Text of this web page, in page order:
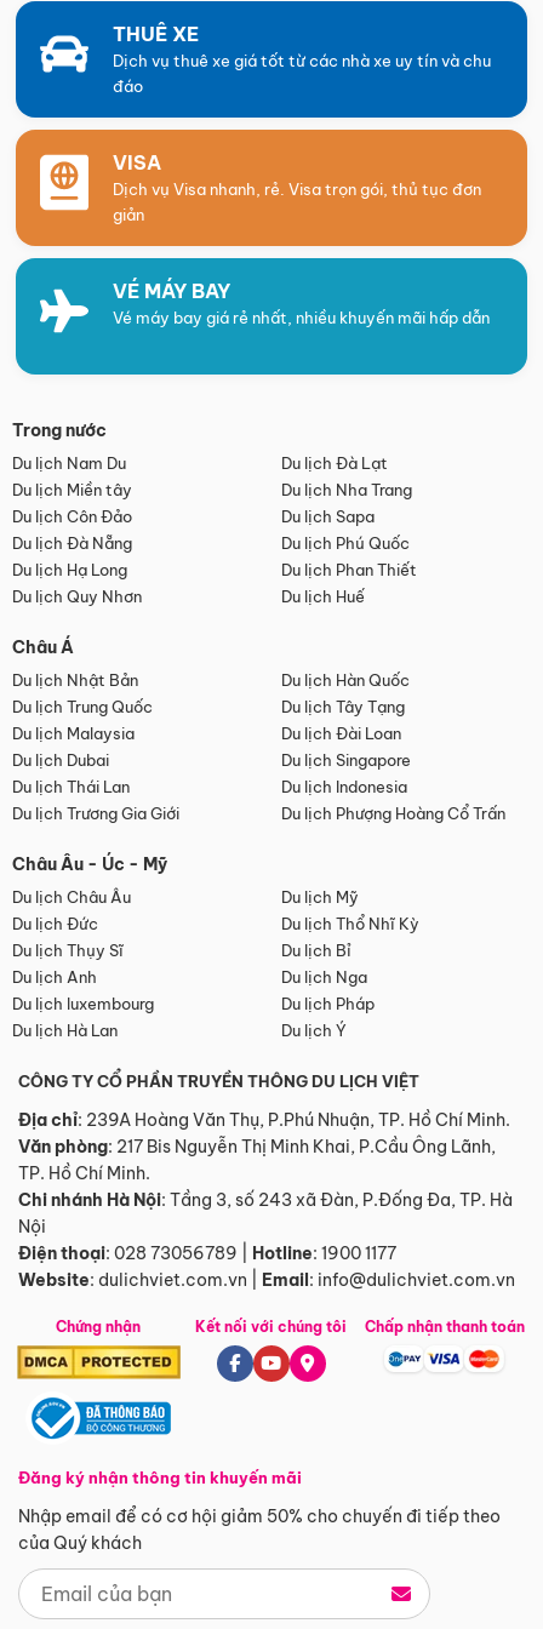
THUÊ XE
Dịch vụ thuê xe giá tốt từ các nhà xe uy tín và chu
đáo
VISA
Dịch vụ Visa nhanh, rẻ. Visa trọn gói, thủ tục đơn
giản
VÉ MÁY BAY
Vé máy bay giá rẻ nhất, nhiều khuyến mãi hấp dẫn
Trong nước
Du lịch Nam Du
Du lịch Đà Lạt
Du lịch Miền tây
Du lịch Nha Trang
Du lịch Côn Đảo
Du lịch Sapa
Du lịch Đà Nẵng
Du lịch Phú Quốc
Du lịch Hạ Long
Du lịch Phan Thiết
Du lịch Quy Nhơn
Du lịch Huế
Châu Á
Du lịch Nhật Bản
Du lịch Hàn Quốc
Du lịch Trung Quốc
Du lịch Tây Tạng
Du lịch Malaysia
Du lịch Đài Loan
Du lịch Dubai
Du lịch Singapore
Du lịch Thái Lan
Du lịch Indonesia
Du lịch Trương Gia Giới
Du lịch Phượng Hoàng Cổ Trấn
Châu Âu - Úc - Mỹ
Du lịch Châu Âu
Du lịch Mỹ
Du lịch Đức
Du lịch Thổ Nhĩ Kỳ
Du lịch Thụy Sĩ
Du lịch Bỉ
Du lịch Anh
Du lịch Nga
Du lịch luxembourg
Du lịch Pháp
Du lịch Hà Lan
Du lịch Ý
CÔNG TY CỔ PHẦN TRUYỀN THÔNG DU LỊCH VIỆT
Địa chỉ: 239A Hoàng Văn Thụ, P.Phú Nhuận, TP. Hồ Chí Minh.
Văn phòng: 217 Bis Nguyễn Thị Minh Khai, P.Cầu Ông Lãnh,
TP. Hồ Chí Minh.
Chi nhánh Hà Nội: Tầng 3, số 243 xã Đàn, P.Đống Đa, TP. Hà
Nội
Điện thoại: 028 73056789 Hotline: 1900 1177
Website: dulichviet.com.vn Email: info@dulichviet.com.vn
Chứng nhận
Đăng ký nhận thông tin khuyến mãi
Nhập email để có cơ hội giảm 50% cho chuyến đi tiếp theo
của Quý khách
Kết nối với chúng tôi Chấp nhận thanh toán